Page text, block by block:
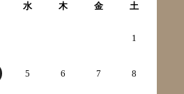
水 木 金 土
1
5 6 7 8